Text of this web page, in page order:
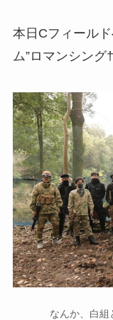
本日Cフィール
ム”ロマンシング
なんか、白